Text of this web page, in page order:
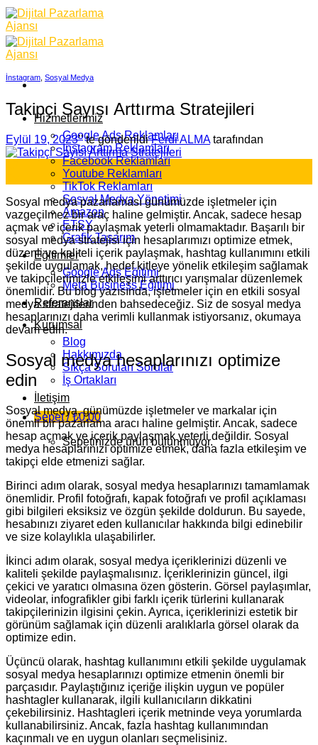
Skip
to
content
Hizmetlerimiz
Google Ads Reklamları
İnstagram Reklamları
Facebook Reklamları
Youtube Reklamları
TikTok Reklamları
Sosyal Medya Yönetimi
Amazon
ETSY
Grafik Tasarım
Eğitimler
Google Ads Eğitimi
Meta Business Eğitimi
Referanslar
Kurumsal
Blog
Hakkımızda
Sıkça Sorulan Sorular
İş Ortakları
İletişim
Sepet /₺0,00
Sepetinizde ürün bulunmuyor.
İnstagram Sosyal Medya
Takipçi Sayısı Arttırma Stratejileri
Eylül 19, 2023’' te gönderildi Ferdi ALMAtarafından
Sosyal medya pazarlaması günümüzde işletmeler için
vazgeçilmez bir araç haline gelmiştir. Ancak, sadece hesap
açmak ve içerik paylaşmak yeterli olmamaktadır. Başarılı bir
sosyal medya stratejisi için hesaplarımızı optimize etmek,
düzenli ve kaliteli içerik paylaşmak, hashtag kullanımını etkili
şekilde uygulamak, hedef kitleye yönelik etkileşim sağlamak
ve takipçilerimizle etkileşimi arttırıcı yarışmalar düzenlemek
önemlidir. Bu blog yazısında, işletmeler için en etkili sosyal
medya stratejilerinden bahsedeceğiz. Siz de sosyal medya
hesaplarınızı daha verimli kullanmak istiyorsanız, okumaya
devam edin.
Sosyal medya hesaplarınızı optimize
edin
Sosyal medya, günümüzde işletmeler ve markalar için
önemli bir pazarlama aracı haline gelmiştir. Ancak, sadece
hesap açmak ve içerik paylaşmak yeterli değildir. Sosyal
medya hesaplarınızı optimize etmek, daha fazla etkileşim ve
takipçi elde etmenizi sağlar.
Birinci adım olarak, sosyal medya hesaplarınızı tamamlamak
önemlidir. Profil fotoğrafı, kapak fotoğrafı ve profil açıklaması
gibi bilgileri eksiksiz ve özgün şekilde doldurun. Bu sayede,
hesabınızı ziyaret eden kullanıcılar hakkında bilgi edinebilir
ve size kolaylıkla ulaşabilirler.
İkinci adım olarak, sosyal medya içeriklerinizi düzenli ve
kaliteli şekilde paylaşmalısınız. İçeriklerinizin güncel, ilgi
çekici ve yaratıcı olmasına özen gösterin. Görsel paylaşımlar,
videolar, infografikler gibi farklı içerik türlerini kullanarak
takipçilerinizin ilgisini çekin. Ayrıca, içeriklerinizi estetik bir
görünüm sağlamak için düzenli aralıklarla görsel olarak da
optimize edin.
Üçüncü olarak, hashtag kullanımını etkili şekilde uygulamak
sosyal medya hesaplarınızı optimize etmenin önemli bir
parçasıdır. Paylaştığınız içeriğe ilişkin uygun ve popüler
hashtagler kullanarak, ilgili kullanıcıların dikkatini
çekebilirsiniz. Hashtagleri içerik metninde veya yorumlarda
kullanabilirsiniz. Ancak, fazla hashtag kullanımından
kaçınmalı ve en uygun olanları seçmelisiniz.